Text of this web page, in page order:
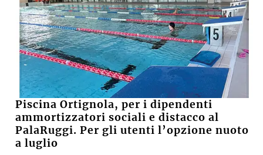
Piscina Ortignola, per i dipendenti
ammortizzatori sociali e distacco al
PalaRuggi. Per gli utenti l’opzione nuoto
a luglio